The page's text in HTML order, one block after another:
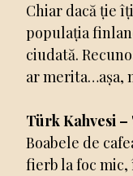
Chiar dacă ție
populația
ciudată.
ar merita…așa,
Türk Kahvesi
Boabele de
fierb la foc